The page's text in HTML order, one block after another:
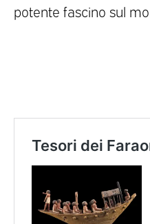
potente fascino sul